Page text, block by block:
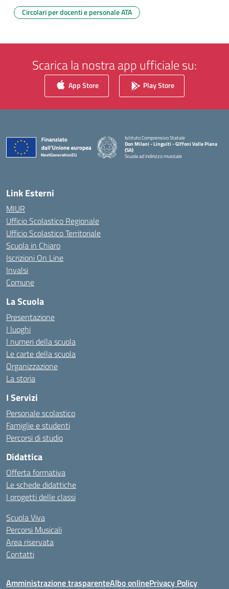
Circolari per docenti e personale ATA
Scarica la nostra app ufficiale su:
App Store Play Store
Istituto Comprensivo Statale
Don Milani - Linguiti - Giffoni Valle Piana
(SA)
Scuola ad indirizzo musicale
Link Esterni
MIUR
Ufficio Scolastico Regionale
Ufficio Scolastico Territoriale
Scuola in Chiaro
Iscrizioni On Line
Invalsi
Comune
La Scuola
Presentazione
I luoghi
I numeri della scuola
Le carte della scuola
Organizzazione
La storia
I Servizi
Personale scolastico
Famiglie e studenti
Percorsi di studio
Didattica
Offerta formativa
Le schede didattiche
I progetti delle classi
Scuola Viva
Percorsi Musicali
Area riservata
Contatti
Amministrazione trasparenteAlbo onlinePrivacy Policy